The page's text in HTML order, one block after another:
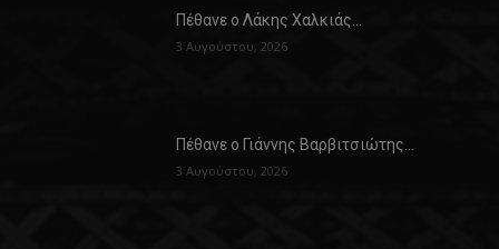
Πέθανε ο Λάκης Χαλκιάς…
3 Αυγούστου, 2026
Πέθανε ο Γιάννης Βαρβιτσιώτης…
3 Αυγούστου, 2026